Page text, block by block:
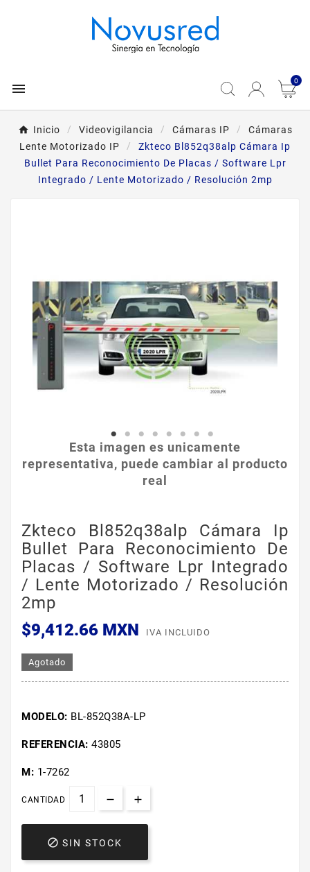
 0
Inicio Videovigilancia Cámaras IP
Cámaras
Lente Motorizado IP
Zkteco Bl852q38alp Cámara Ip
Bullet Para Reconocimiento De Placas / Software Lpr
Integrado / Lente Motorizado / Resolución 2mp
Esta imagen es unicamente
representativa, puede cambiar al producto
real
Zkteco Bl852q38alp Cámara Ip
Bullet Para Reconocimiento De
Placas / Software Lpr Integrado
/ Lente Motorizado / Resolución
2mp
$9,412.66 MXN
IVA INCLUIDO
Agotado
MODELO: BL-852Q38A-LP
REFERENCIA: 43805
M: 1-7262
CANTIDAD
 SIN STOCK